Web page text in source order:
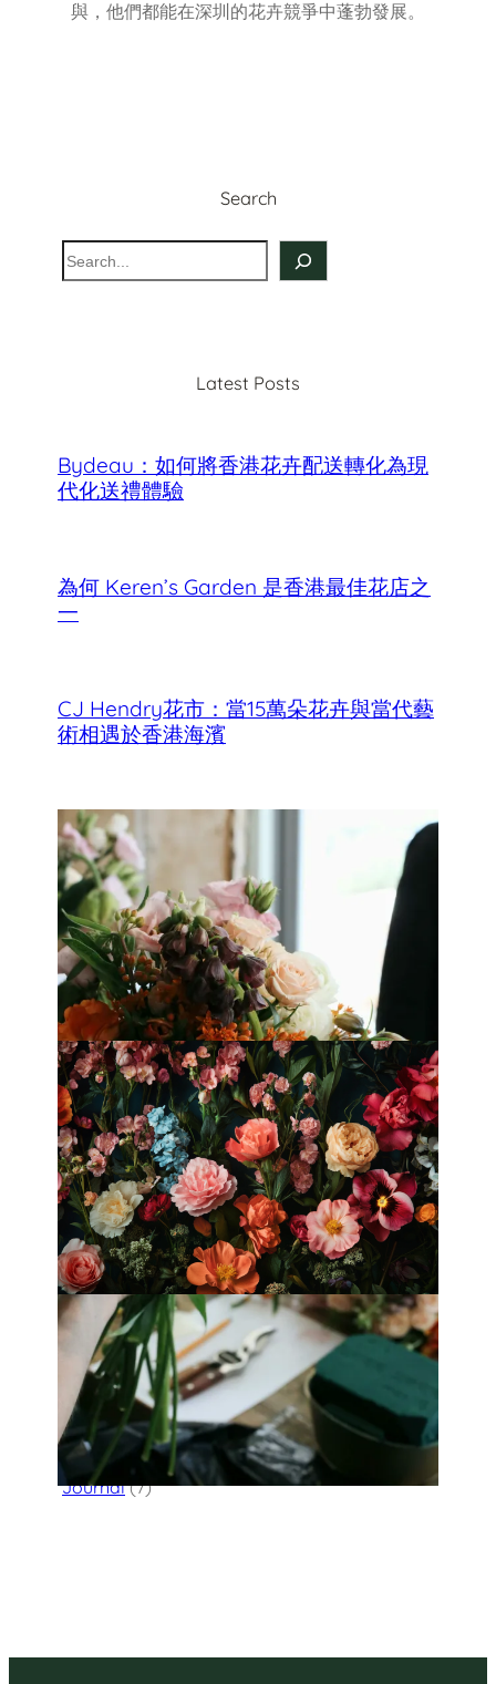
與，他們都能在深圳的花卉競爭中蓬勃發展。
Search
S
e
Latest Posts
Bydeau：如何將香港花卉配送轉化為現
代化送禮體驗
為何 Keren’s Garden 是香港最佳花店之
一
CJ Hendry花市：當15萬朵花卉與當代藝
術相遇於香港海濱
香港母親節最佳花店
Fleurology by H.：奢華花藝工作室
Categories
Flower Delivery(123)
HK Florist Directory
(30)
Journal(7)